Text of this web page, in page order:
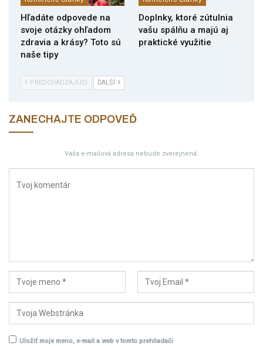
Hľadáte odpovede na
svoje otázky ohľadom
zdravia a krásy? Toto sú
naše tipy
Doplnky, ktoré zútulnia
vašu spálňu a majú aj
praktické využitie
PREDCHÁDZAJÚCI ĎALŠÍ
ZANECHAJTE ODPOVEĎ
Vaša e-mailová adresa nebude zverejnená.
Uložiť moje meno, e-mail a web v tomto prehliadači